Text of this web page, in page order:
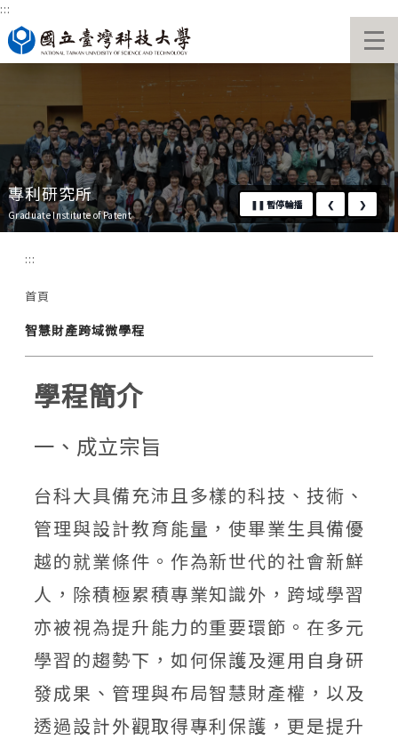
跳
到
主
要
:::
國立臺灣科技大學首頁
❚❚ 暫停輪播 ❮ ❯
專利研究所
Graduate Institute of Patent
:::
首頁
智慧財產跨域微學程
學程簡介
一、成立宗旨
台科大具備充沛且多樣的科技、技術、
管理與設計教育能量，使畢業生具備優
越的就業條件。作為新世代的社會新鮮
人，除積極累積專業知識外，跨域學習
亦被視為提升能力的重要環節。在多元
學習的趨勢下，如何保護及運用自身研
發成果、管理與布局智慧財產權，以及
透過設計外觀取得專利保護，更是提升